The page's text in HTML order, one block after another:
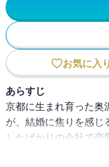
お気に入り
あらすじ
京都に生まれ育った奥
が、結婚に焦りを感じ
したばかりの会社で
に通う三女の凜は、